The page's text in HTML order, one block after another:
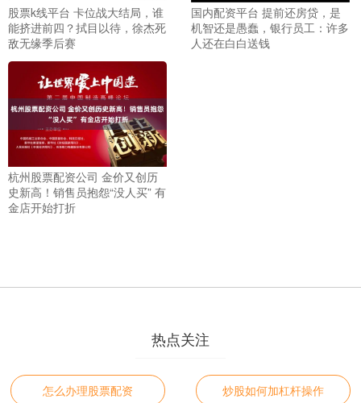
股票k线平台 卡位战大结局，谁
能挤进前四？拭目以待，徐杰死
敌无缘季后赛
国内配资平台 提前还房贷，是
机智还是愚蠢，银行员工：许多
人还在白白送钱
杭州股票配资公司 金价又创历
史新高！销售员抱怨“没人买” 有
金店开始打折
热点关注
怎么办理股票配资 炒股如何加杠杆操作